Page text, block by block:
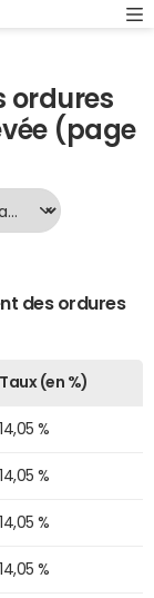
la plus élevée
ordures
(page
des ordures
Taux (en %)
14,05 %
14,05 %
14,05 %
14,05 %